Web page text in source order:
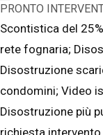
PRONTO
Scontistica del
rete fognaria;
Disostruzione
condomini; Video
Disostruzione più
richiesta